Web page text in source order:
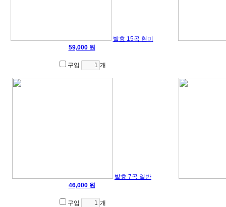
발효 15곡 현미
59,000 원
구입 개
발효 7곡 일반
46,000 원
구입 개